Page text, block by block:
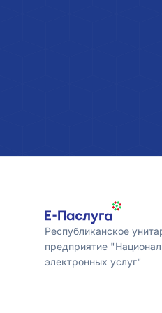
Республиканское
предприятие
электронных услуг"